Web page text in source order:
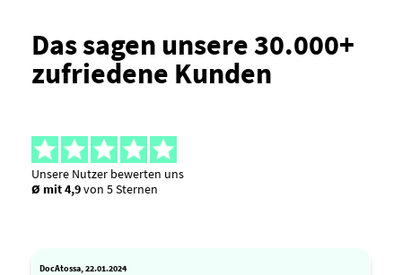
Das sagen unsere 30.000+
zufriedene Kunden
Unsere Nutzer bewerten uns
Ø mit 4,9von 5 Sternen
DocAtossa, 22.01.2024